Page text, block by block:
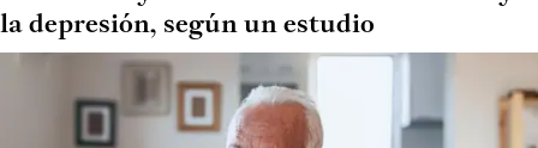
la depresión, según un estudio